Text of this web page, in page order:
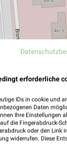
MIT GOOGLE/
erforderliche
IDs in cookie und
Daten
Ihre Einstellungen
die Fingerabdruck-
oder den Link
widerrufen. Diese